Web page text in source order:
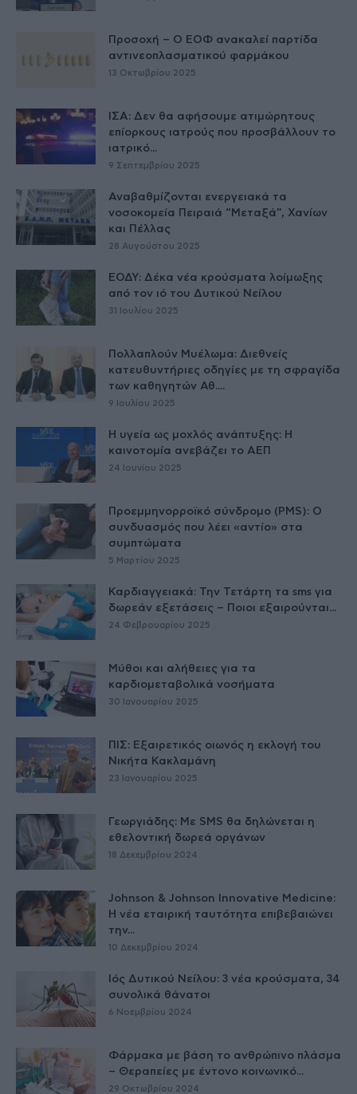
Προσοχή – Ο ΕΟΦ ανακαλεί παρτίδα
αντινεοπλασματικού φαρμάκου
13 Οκτωβρίου 2025
ΙΣΑ: Δεν θα αφήσουμε ατιμώρητους
επίορκους ιατρούς που προσβάλλουν το
ιατρικό...
9 Σεπτεμβρίου 2025
Αναβαθμίζονται ενεργειακά τα
νοσοκομεία Πειραιά “Μεταξά”, Χανίων
και Πέλλας
28 Αυγούστου 2025
ΕΟΔΥ: Δέκα νέα κρούσματα λοίμωξης
από τον ιό του Δυτικού Νείλου
31 Ιουλίου 2025
Πολλαπλούν Μυέλωμα: Διεθνείς
κατευθυντήριες οδηγίες με τη σφραγίδα
των καθηγητών Αθ....
9 Ιουλίου 2025
Η υγεία ως μοχλός ανάπτυξης: Η
καινοτομία ανεβάζει το ΑΕΠ
24 Ιουνίου 2025
Προεμμηνορροϊκό σύνδρομο (PMS): Ο
συνδυασμός που λέει «αντίο» στα
συμπτώματα
5 Μαρτίου 2025
Καρδιαγγειακά: Την Τετάρτη τα sms για
δωρεάν εξετάσεις – Ποιοι εξαιρούνται...
24 Φεβρουαρίου 2025
Μύθοι και αλήθειες για τα
καρδιομεταβολικά νοσήματα
30 Ιανουαρίου 2025
ΠΙΣ: Εξαιρετικός οιωνός η εκλογή του
Νικήτα Κακλαμάνη
23 Ιανουαρίου 2025
Γεωργιάδης: Με SMS θα δηλώνεται η
εθελοντική δωρεά οργάνων
18 Δεκεμβρίου 2024
Johnson & Johnson Innovative Medicine:
Η νέα εταιρική ταυτότητα επιβεβαιώνει
την...
10 Δεκεμβρίου 2024
Ιός Δυτικού Νείλου: 3 νέα κρούσματα, 34
συνολικά θάνατοι
6 Νοεμβρίου 2024
Φάρμακα με βάση το ανθρώπινο πλάσμα
– Θεραπείες με έντονο κοινωνικό...
29 Οκτωβρίου 2024